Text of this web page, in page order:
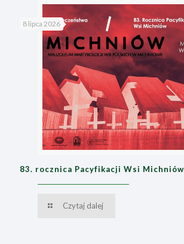
8 lipca 2026
83. rocznica Pacyfikacji Wsi Michniów
Czytaj dalej